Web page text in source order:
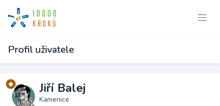
Profil uživatele
Jiří Balej
Kamenice